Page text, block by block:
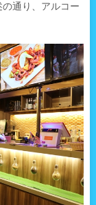
通り、アルコー